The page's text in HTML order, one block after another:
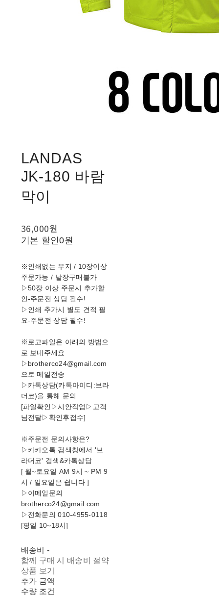
LANDAS
JK-180 바람
막이
36,000원
기본 할인0원
※인쇄없는 무지 / 10장이상
주문가능 / 낱장구매불가
▷50장 이상 주문시 추가할
인-주문전 상담 필수!
▷인쇄 추가시 별도 견적 필
요-주문전 상담 필수!
※로고파일은 아래의 방법으
로 보내주세요
▷brotherco24@gmail.com
으로 메일전송
▷카톡상담(카톡아이디:브라
더코)을 통해 문의
[파일확인▷시안작업▷고객
님전달▷확인후접수]
※주문전 문의사항은?
▷카카오톡 검색창에서 '브
라더코' 검색&카톡상담
[ 월~토요일 AM 9시 ~ PM 9
시 / 일요일은 쉽니다 ]
▷이메일문의
brotherco24@gmail.com
▷전화문의 010-4955-0118
[평일 10~18시]
배송비 -
함께 구매 시 배송비 절약
상품 보기
추가 금액
수량 조건